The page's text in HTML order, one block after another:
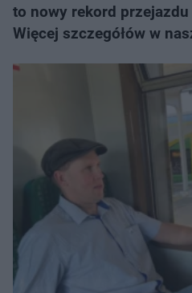
to nowy rekord
Więcej szczegółów w